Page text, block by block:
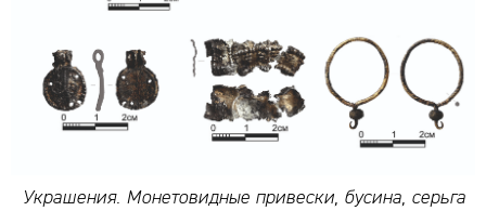
Украшения. Монетовидные привески, бусина, серьга